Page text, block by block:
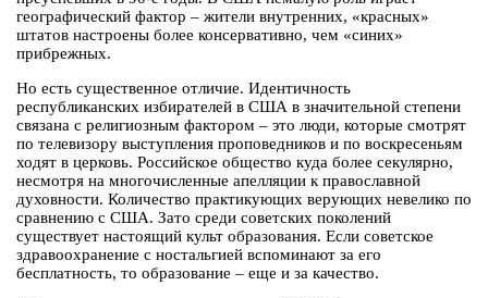
географический фактор – жители внутренних, «красных»
штатов настроены более консервативно, чем «синих»
прибрежных.
Но есть существенное отличие. Идентичность
республиканских избирателей в США в значительной степени
связана с религиозным фактором – это люди, которые смотрят
по телевизору выступления проповедников и по воскресеньям
ходят в церковь. Российское общество куда более секулярно,
несмотря на многочисленные апелляции к православной
духовности. Количество практикующих верующих невелико по
сравнению с США. Зато среди советских поколений
существует настоящий культ образования. Если советское
здравоохранение с ностальгией вспоминают за его
бесплатность, то образование – еще и за качество.